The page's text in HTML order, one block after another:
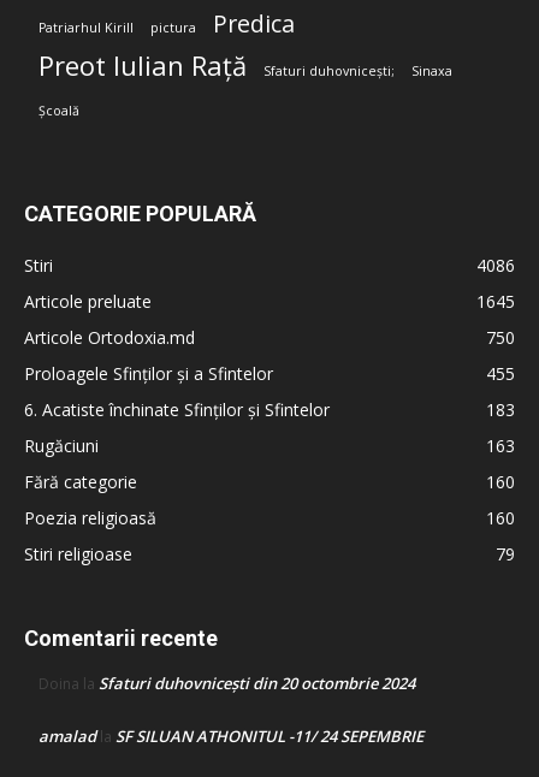
Patriarhul Kirill pictura Predica
Preot Iulian Rață Sfaturi duhovnicești; Sinaxa
Școală
CATEGORIE POPULARĂ
Stiri
4086
Articole preluate
1645
Articole Ortodoxia.md
750
Proloagele Sfinților și a Sfintelor
455
6. Acatiste închinate Sfinților și Sfintelor
183
Rugăciuni
163
Fără categorie
160
Poezia religioasă
160
Stiri religioase
79
Comentarii recente
Doina la Sfaturi duhovnicești din 20 octombrie 2024
amaladla SF SILUAN ATHONITUL -11/ 24 SEPEMBRIE